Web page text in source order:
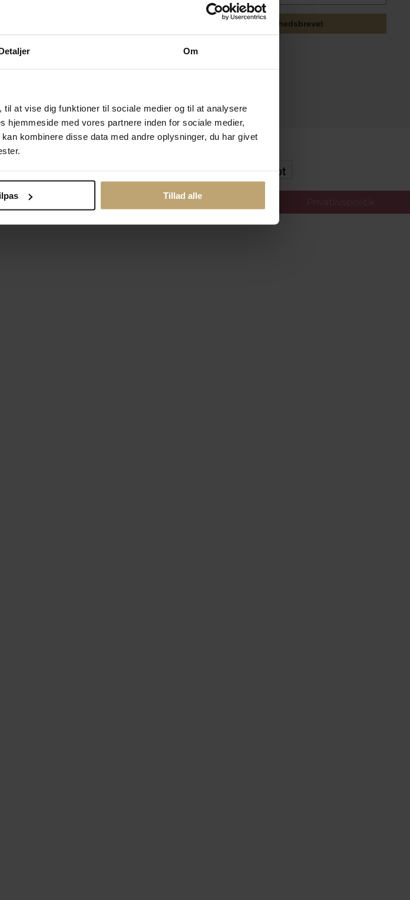
Om
at vise dig funktioner til sociale medier og til at analysere
med vores partnere inden for sociale medier,
kombinere disse data med andre oplysninger, du har givet
Tillad alle
Tilmeld mig nyhedsbrevet
Sikker Og Tryg E-Handel
Ændr cookie-indstillinger Privatlivspolitik